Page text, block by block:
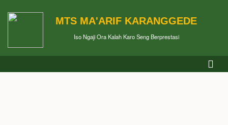
MTS MA'ARIF KARANGGEDE
Iso Ngaji Ora Kalah Karo Seng Berprestasi